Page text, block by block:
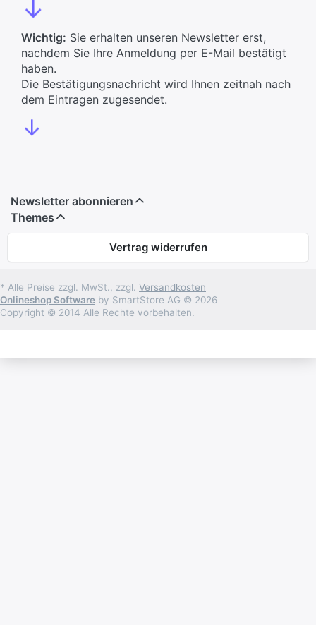
↓
Wichtig: Sie erhalten unseren Newsletter erst,
nachdem Sie Ihre Anmeldung per E-Mail bestätigt
haben.
Die Bestätigungsnachricht wird Ihnen zeitnah nach
dem Eintragen zugesendet.
↓
Newsletter abonnieren
Themes
Vertrag widerrufen
* Alle Preise zzgl. MwSt., zzgl. Versandkosten
Onlineshop Software by SmartStore AG © 2026
Copyright © 2014 Alle Rechte vorbehalten.